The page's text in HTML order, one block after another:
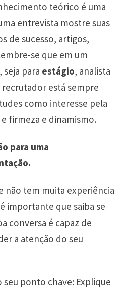
teórico é uma
entrevista mostre suas
de sucesso, artigos,
se que em um
, seja para estágio, analista
está sempre
como interesse pela
firmeza e dinamismo.
para uma
não tem muita experiência
importante que saiba se
conversa é capaz de
a atenção do seu
seu ponto chave: Explique